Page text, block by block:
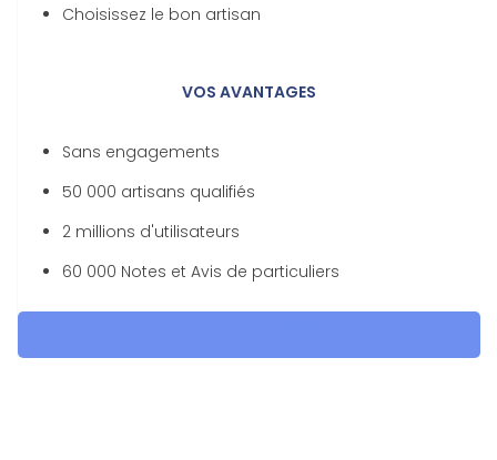
Choisissez le bon artisan
VOS AVANTAGES
Sans engagements
50 000 artisans qualifiés
2 millions d'utilisateurs
60 000 Notes et Avis de particuliers